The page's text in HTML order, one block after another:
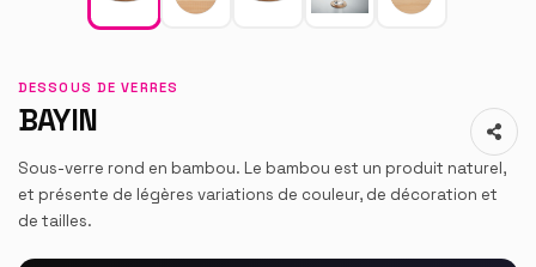
DESSOUS DE VERRES
BAYIN
Sous-verre rond en bambou. Le bambou est un produit naturel,
et présente de légères variations de couleur, de décoration et
de tailles.